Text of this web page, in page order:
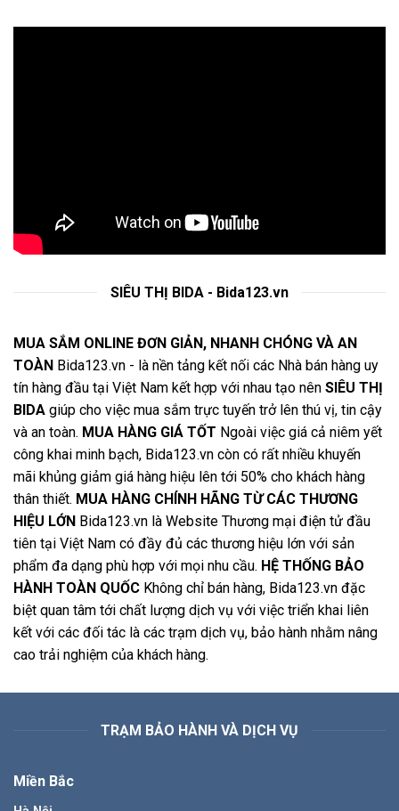
SIÊU THỊ BIDA - Bida123.vn
MUA SẮM ONLINE ĐƠN GIẢN, NHANH CHÓNG VÀ AN
TOÀN Bida123.vn - là nền tảng kết nối các Nhà bán hàng uy
tín hàng đầu tại Việt Nam kết hợp với nhau tạo nên SIÊU THỊ
BIDA giúp cho việc mua sắm trực tuyến trở lên thú vị, tin cậy
và an toàn. MUA HÀNG GIÁ TỐT Ngoài việc giá cả niêm yết
công khai minh bạch, Bida123.vn còn có rất nhiều khuyến
mãi khủng giảm giá hàng hiệu lên tới 50% cho khách hàng
thân thiết. MUA HÀNG CHÍNH HÃNG TỪ CÁC THƯƠNG
HIỆU LỚN Bida123.vn là Website Thương mại điện tử đầu
tiên tại Việt Nam có đầy đủ các thương hiệu lớn với sản
phẩm đa dạng phù hợp với mọi nhu cầu. HỆ THỐNG BẢO
HÀNH TOÀN QUỐC Không chỉ bán hàng, Bida123.vn đặc
biệt quan tâm tới chất lượng dịch vụ với việc triển khai liên
kết với các đối tác là các trạm dịch vụ, bảo hành nhằm nâng
cao trải nghiệm của khách hàng.
TRẠM BẢO HÀNH VÀ DỊCH VỤ
Miền Bắc